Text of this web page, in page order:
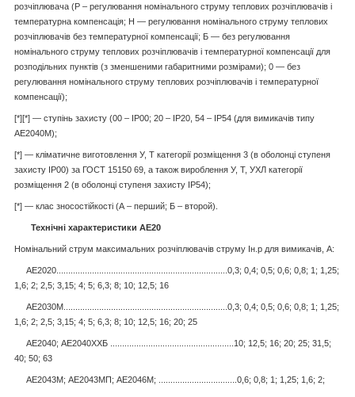
розчіплювача (Р – регулювання номінального струму теплових розчіплювачів і
температурна компенсація; Н — регулювання номінального струму теплових
розчіплювачів без температурної компенсації; Б — без регулювання
номінального струму теплових розчіплювачів і температурної компенсації для
розподільних пунктів (з зменшеними габаритними розмірами); 0 — без
регулювання номінального струму теплових розчіплювачів і температурної
компенсації);
[*][*] — ступінь захисту (00 – IР00; 20 – IР20, 54 – IР54 (для вимикачів типу
АЕ2040М);
[*] — кліматичне виготовлення У, Т категорії розміщення 3 (в оболонці ступеня
захисту IР00) за ГОСТ 15150 69, а також вироблення У, Т, УХЛ категорії
розміщення 2 (в оболонці ступеня захисту IP54);
[*] — клас зносостійкості (А – перший; Б – второй).
Технічні характеристики АЕ20
Номінальний струм максимальних розчіплювачів струму Iн.p для вимикачів, А:
АЕ2020........................................................................0,3; 0,4; 0,5; 0,6; 0,8; 1; 1,25;
1,6; 2; 2,5; 3,15; 4; 5; 6,3; 8; 10; 12,5; 16
АЕ2030М.....................................................................0,3; 0,4; 0,5; 0,6; 0,8; 1; 1,25;
1,6; 2; 2,5; 3,15; 4; 5; 6,3; 8; 10; 12,5; 16; 20; 25
АЕ2040; АЕ2040ХХБ ....................................................10; 12,5; 16; 20; 25; 31,5;
40; 50; 63
АЕ2043М; АЕ2043МП; АЕ2046М; .................................0,6; 0,8; 1; 1,25; 1,6; 2;